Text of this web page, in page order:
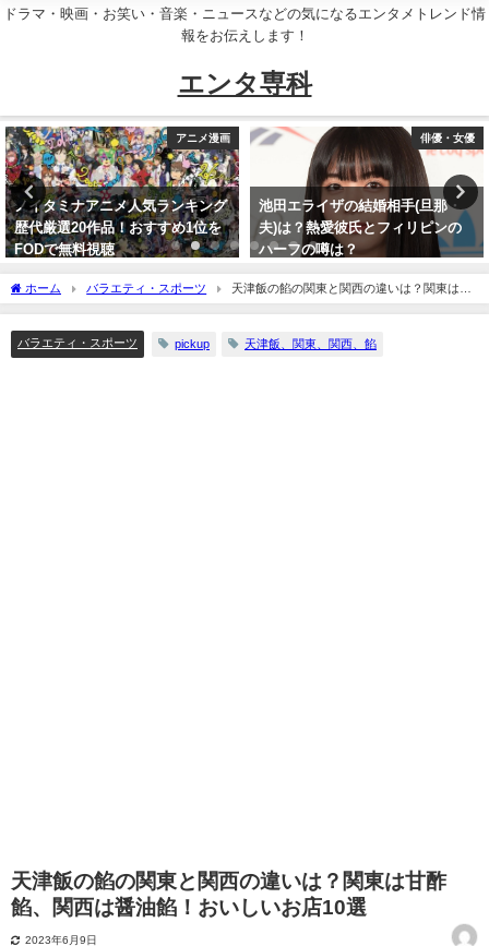
ドラマ・映画・お笑い・音楽・ニュースなどの気になるエンタメトレンド情
報をお伝えします！
エンタ専科
俳優・女優
池田エライザの結婚相手(旦那・
夫)は？熱愛彼氏とフィリピンの
ハーフの噂は？
音楽
森進一の身長は？森昌子・長男森
内貴寛・次男森内智寛・三男森内
寛樹の身長比較！
ホーム バラエティ・スポーツ
天津飯の餡の関東と関西の違いは？関東は甘
酢餡、関西は醤油餡！おいしいお店10選
バラエティ・スポーツ pickup 天津飯、関東、関西、餡
天津飯の餡の関東と関西の違いは？関東は甘酢
餡、関西は醤油餡！おいしいお店10選
2023年6月9日